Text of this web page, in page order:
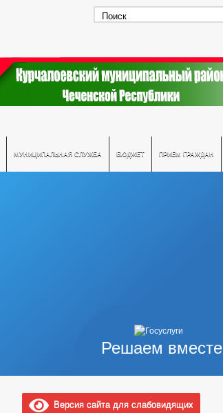
МУНИЦИПАЛЬНАЯ СЛУЖБА БЮДЖЕТ ПРИЕМ ГРАЖДАН
Решаем вместе
Версия сайта для слабовидящих